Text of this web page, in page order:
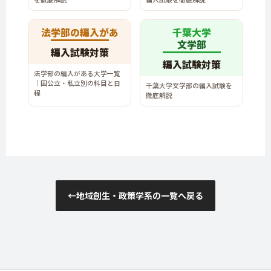
法学部の編入があ
編入試験対策
法学部の編入がある大学一覧
｜国公立・私立別の科目と日
程
千葉大学
文学部
編入試験対策
千葉大学文学部の編入試験を
徹底解説
←地域創生・政策学系の一覧へ戻る